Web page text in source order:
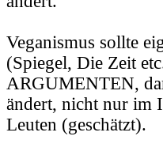
Veganismus sollte
(Spiegel, Die Zeit
ARGUMENTEN,
ändert, nicht nur im
Leuten (geschätzt).